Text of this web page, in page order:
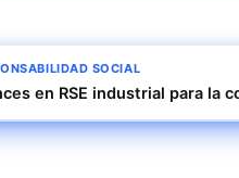
SOCIAL
en RSE industrial para la